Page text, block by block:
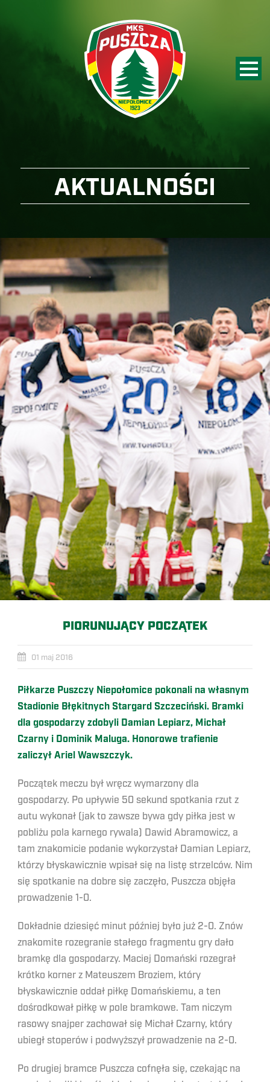
AKTUALNOŚCI
PIORUNUJĄCY POCZĄTEK
01 maj 2016
Piłkarze Puszczy Niepołomice pokonali na własnym
Stadionie Błękitnych Stargard Szczeciński. Bramki
dla gospodarzy zdobyli Damian Lepiarz, Michał
Czarny i Dominik Maluga. Honorowe trafienie
zaliczył Ariel Wawszczyk.
Początek meczu był wręcz wymarzony dla
gospodarzy. Po upływie 50 sekund spotkania rzut z
autu wykonał (jak to zawsze bywa gdy piłka jest w
pobliżu pola karnego rywala) Dawid Abramowicz, a
tam znakomicie podanie wykorzystał Damian Lepiarz,
którzy błyskawicznie wpisał się na listę strzelców. Nim
się spotkanie na dobre się zaczęło, Puszcza objęła
prowadzenie 1-0.
Dokładnie dziesięć minut później było już 2-0. Znów
znakomite rozegranie stałego fragmentu gry dało
bramkę dla gospodarzy. Maciej Domański rozegrał
krótko korner z Mateuszem Broziem, który
błyskawicznie oddał piłkę Domańskiemu, a ten
dośrodkował piłkę w pole bramkowe. Tam niczym
rasowy snajper zachował się Michał Czarny, który
ubiegł stoperów i podwyższył prowadzenie na 2-0.
Po drugiej bramce Puszcza cofnęła się, czekając na